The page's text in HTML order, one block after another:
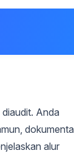
Anda
alur